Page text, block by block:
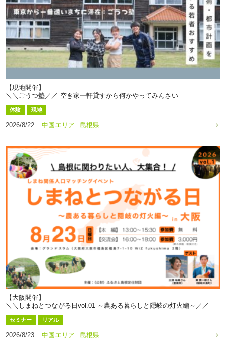
【現地開催】
＼＼ごうつ塾／／ 空き家一軒貸すから何かやってみんさい
体験 現地
2026/8/22 中国エリア 島根県
【大阪開催】
＼＼しまねとつながる日vol.01 ～農ある暮らしと隠岐の灯火編～／／
セミナー リアル
2026/8/23 中国エリア 島根県